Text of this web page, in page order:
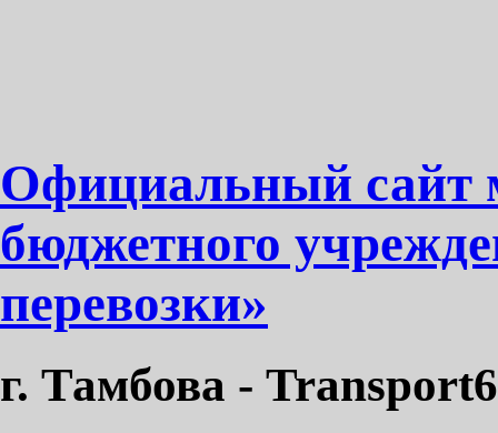
Официальный сайт
бюджетного
перевозки»
г. Тамбова -